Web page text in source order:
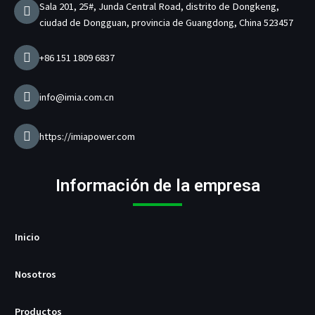
m t
e
U
S
Sala 201, 25#, Junda Central Road, distrito de Dongkeng,
ciudad de Dongguan, provincia de Guangdong, China 523457
+86 151 1809 6837
info@imia.com.cn
https://imiapower.com
Información de la empresa
Inicio
Nosotros
Productos